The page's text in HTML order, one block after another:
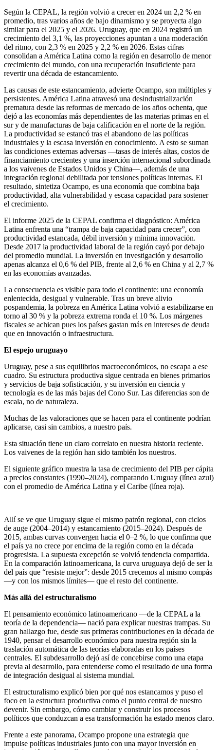
Según la CEPAL, la región volvió a crecer en 2024 un 2,2 % en
promedio, tras varios años de bajo dinamismo y se proyecta algo
similar para el 2025 y el 2026. Uruguay, que en 2024 registró un
crecimiento del 3,1 %, las proyecciones apuntan a una moderación
del ritmo, con 2,3 % en 2025 y 2,2 % en 2026. Estas cifras
consolidan a América Latina como la región en desarrollo de menor
crecimiento del mundo, con una recuperación insuficiente para
revertir una década de estancamiento.
Las causas de este estancamiento, advierte Ocampo, son múltiples y
persistentes. América Latina atravesó una desindustrialización
prematura desde las reformas de mercado de los años ochenta, que
dejó a las economías más dependientes de las materias primas en el
sur y de manufacturas de baja calificación en el norte de la región.
La productividad se estancó tras el abandono de las políticas
industriales y la escasa inversión en conocimiento. A esto se suman
las condiciones externas adversas —tasas de interés altas, costos de
financiamiento crecientes y una inserción internacional subordinada
a los vaivenes de Estados Unidos y China—, además de una
integración regional debilitada por tensiones políticas internas. El
resultado, sintetiza Ocampo, es una economía que combina baja
productividad, alta vulnerabilidad y escasa capacidad para sostener
el crecimiento.
El informe 2025 de la CEPAL confirma el diagnóstico: América
Latina enfrenta una “trampa de baja capacidad para crecer”, con
productividad estancada, débil inversión y mínima innovación.
Desde 2017 la productividad laboral de la región cayó por debajo
del promedio mundial. La inversión en investigación y desarrollo
apenas alcanza el 0,6 % del PIB, frente al 2,6 % en China y al 2,7 %
en las economías avanzadas.
La consecuencia es visible para todo el continente: una economía
enlentecida, desigual y vulnerable. Tras un breve alivio
pospandemia, la pobreza en América Latina volvió a estabilizarse en
torno al 30 % y la pobreza extrema ronda el 10 %. Los márgenes
fiscales se achican pues los países gastan más en intereses de deuda
que en innovación o infraestructura.
El espejo uruguayo
Uruguay, pese a sus equilibrios macroeconómicos, no escapa a ese
cuadro. Su estructura productiva sigue centrada en bienes primarios
y servicios de baja sofisticación, y su inversión en ciencia y
tecnología es de las más bajas del Cono Sur. Las diferencias son de
escala, no de naturaleza.
Muchas de las valoraciones que se hacen para el continente podrían
aplicarse, casi sin cambios, a nuestro país.
Esta situación tiene un claro correlato en nuestra historia reciente.
Los vaivenes de la región han sido también los nuestros.
El siguiente gráfico muestra la tasa de crecimiento del PIB per cápita
a precios constantes (1990–2024), comparando Uruguay (línea azul)
con el promedio de América Latina y el Caribe (línea roja).
Allí se ve que Uruguay sigue el mismo patrón regional, con ciclos
de auge (2004–2014) y estancamiento (2015–2024). Después de
2015, ambas curvas convergen hacia el 0–2 %, lo que confirma que
el país ya no crece por encima de la región como en la década
progresista. La supuesta excepción se volvió tendencia compartida.
En la comparación latinoamericana, la curva uruguaya dejó de ser la
del país que “resiste mejor”: desde 2015 crecemos al mismo compás
—y con los mismos límites— que el resto del continente.
Más allá del estructuralismo
El pensamiento económico latinoamericano —de la CEPAL a la
teoría de la dependencia— nació para explicar nuestras trampas. Su
gran hallazgo fue, desde sus primeras contribuciones en la década de
1940, pensar el desarrollo económico para nuestra región sin la
traslación automática de las teorías elaboradas en los países
centrales. El subdesarrollo dejó así de concebirse como una etapa
previa al desarrollo, para entenderse como el resultado de una forma
de integración desigual al sistema mundial.
El estructuralismo explicó bien por qué nos estancamos y puso el
foco en la estructura productiva como el punto central de nuestro
devenir. Sin embargo, cómo cambiar y construir los procesos
políticos que conduzcan a esa transformación ha estado menos claro.
Frente a este panorama, Ocampo propone una estrategia que
impulse políticas industriales junto con una mayor inversión en